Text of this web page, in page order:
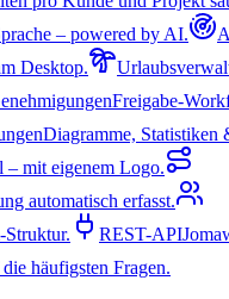
– powered by AI.
Desktop.
Freigabe-
Diagramme, Statistiken
mit eigenem Logo.
automatisch erfasst.
Struktur. REST-API
häufigsten Fragen.
Arbeitszeiten,
Eine passende
erheblich und sorgt
auf digitale